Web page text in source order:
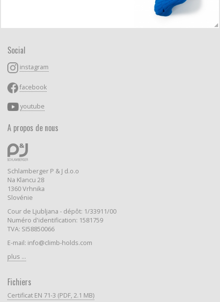
Social
instagram
facebook
youtube
A propos de nous
Schlamberger P & J d.o.o
Na Klancu 28
1360 Vrhnika
Slovénie
Cour de Ljubljana - dépôt: 1/33911/00
Numéro d'identification: 1581759
TVA: SI58850066
E-mail: info@climb-holds.com
plus ...
Fichiers
Certificat EN 71-3 (PDF, 2.1 MB)